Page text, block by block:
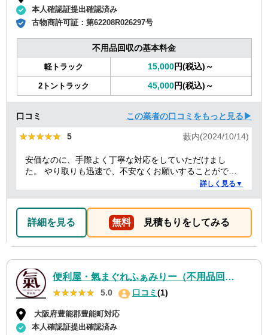
本人確認証提出確認済み
古物商許可証：第62208R026297号
不用品回収の基本料金
軽トラック 15,000円(税込)～
2トントラック 45,000円(税込)～
口コミ この業者の口コミをもっと見る▶
★★★★★
★★★★★ 5 藪内(2024/10/14)
安価なのに、手際よく丁寧な対応をしていただけまし
た。 やり取りも迅速で、不安なくお願いすることができ
詳しく見る▼
詳細を見る 無料 見積もりをしてみる
便利屋・氣まぐれふぁみりー（不用品回収・遺品整理・お墓参り代行等、幅広く対応しております）
★★★★★
★★★★★ 5.0 口コミ(1)
大阪府豊能郡豊能町対応
本人確認証提出確認済み